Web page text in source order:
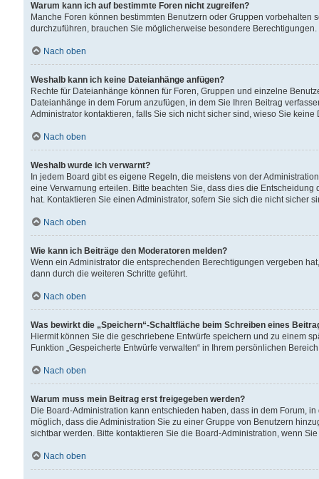
Warum kann ich auf bestimmte Foren nicht zugreifen?
Manche Foren können bestimmten Benutzern oder Gruppen
durchzuführen, brauchen Sie möglicherweise besondere
Nach oben
Weshalb kann ich keine Dateianhänge anfügen?
Rechte für Dateianhänge können für Foren, Gruppen und einzelne
Dateianhänge in dem Forum anzufügen, in dem Sie Ihren Beitrag
Administrator kontaktieren, falls Sie sich nicht sicher sind, wieso Sie
Nach oben
Weshalb wurde ich verwarnt?
In jedem Board gibt es eigene Regeln, die meistens von der
eine Verwarnung erteilen. Bitte beachten Sie, dass dies die
hat. Kontaktieren Sie einen Administrator, sofern Sie sich die nicht sicher
Nach oben
Wie kann ich Beiträge den Moderatoren melden?
Wenn ein Administrator die entsprechenden Berechtigungen vergeben
dann durch die weiteren Schritte geführt.
Nach oben
Was bewirkt die „Speichern“-Schaltfläche beim Schreiben eines
Hiermit können Sie die geschriebene Entwürfe speichern und zu einem
Funktion „Gespeicherte Entwürfe verwalten“ in Ihrem persönlichen
Nach oben
Warum muss mein Beitrag erst freigegeben werden?
Die Board-Administration kann entschieden haben, dass in dem Forum,
möglich, dass die Administration Sie zu einer Gruppe von Benutzern
sichtbar werden. Bitte kontaktieren Sie die Board-Administration, wenn
Nach oben